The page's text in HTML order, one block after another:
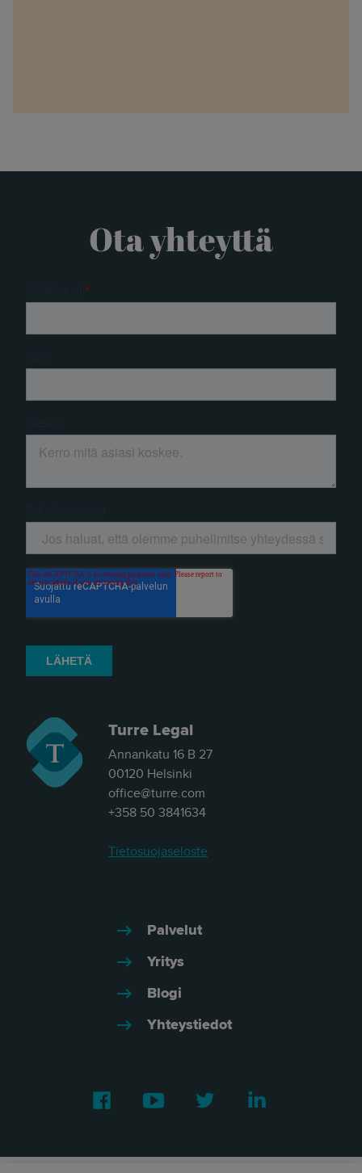
Turre Legal
Annankatu 16 B 27
00120 Helsinki
office@turre.com
+358 50 3841634
Tietosuojaseloste
Palvelut
Yritys
Blogi
Yhteystiedot
Facebook Youtube Twitter
Ota yhteyttä